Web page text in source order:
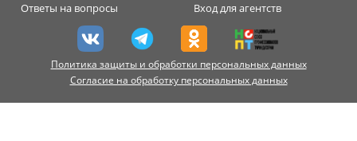
Ответы на вопросы
Вход для агентств
Политика защиты и обработки персональных данных
Согласие на обработку персональных данных